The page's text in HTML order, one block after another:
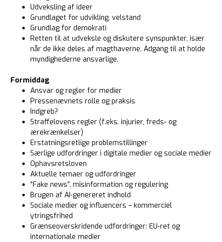
Udveksling af ideer
Grundlaget for udvikling, velstand
Grundlag for demokrati
Retten til at udveksle og diskutere synspunkter, især
når de ikke deles af magthaverne. Adgang til at holde
myndighederne ansvarlige.
Formiddag
Ansvar og regler for medier
Pressenævnets rolle og praksis
Indgreb?
Straffelovens regler (f.eks. injurier, freds- og
ærekrænkelser)
Erstatningsretlige problemstillinger
Særlige udfordringer i digitale medier og sociale medier
Ophavsretsloven
Aktuelle temaer og udfordringer
“Fake news”, misinformation og regulering
Brugen af AI-genereret indhold
Sociale medier og influencers – kommerciel
ytringsfrihed
Grænseoverskridende udfordringer: EU-ret og
internationale medier